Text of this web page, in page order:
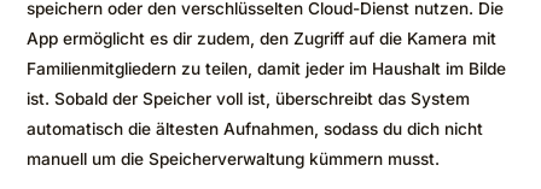
speichern oder den verschlüsselten Cloud-Dienst nutzen. Die
App ermöglicht es dir zudem, den Zugriff auf die Kamera mit
Familienmitgliedern zu teilen, damit jeder im Haushalt im Bilde
ist. Sobald der Speicher voll ist, überschreibt das System
automatisch die ältesten Aufnahmen, sodass du dich nicht
manuell um die Speicherverwaltung kümmern musst.